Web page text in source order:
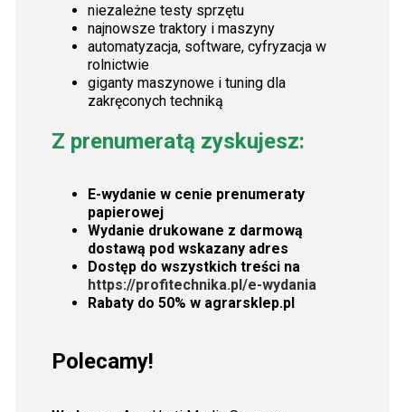
niezależne testy sprzętu
najnowsze traktory i maszyny
automatyzacja, software, cyfryzacja w
rolnictwie
giganty maszynowe i tuning dla
zakręconych techniką
Z prenumeratą zyskujesz:
E-wydanie w cenie prenumeraty
papierowej
Wydanie drukowane z darmową
dostawą pod wskazany adres
Dostęp do wszystkich treści na
https://profitechnika.pl/e-wydania
Rabaty do 50% w agrarsklep.pl
Polecamy!